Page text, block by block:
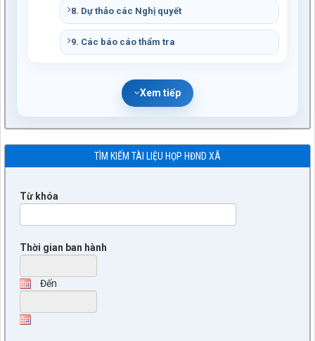
8. Dự thảo các Nghị quyết
9. Các báo cáo thẩm tra
Xem tiếp
TÌM KIẾM TÀI LIỆU HỌP HĐND XÃ
Từ khóa
Thời gian ban hành
Đến